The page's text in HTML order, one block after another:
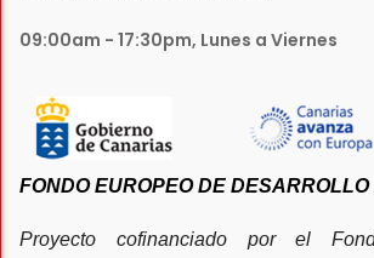
09:00am - 17:30pm, Lunes a Viernes
FONDO EUROPEO DE
Proyecto cofinanciado por el